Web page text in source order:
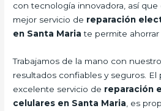
con tecnología innovadora, así
mejor servicio de reparación
en Santa Maria te permite ahorrar
Trabajamos de la mano con
resultados confiables y seguros.
excelente servicio de reparación
celulares en Santa Maria , es